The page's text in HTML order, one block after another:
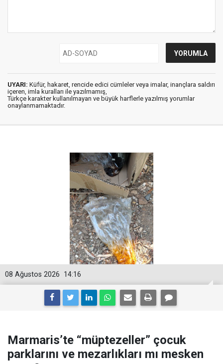
UYARI: Küfür, hakaret, rencide edici cümleler veya imalar, inançlara saldırı
içeren, imla kuralları ile yazılmamış,
Türkçe karakter kullanılmayan ve büyük harflerle yazılmış yorumlar
onaylanmamaktadır.
14:16
08 Ağustos 2026
Marmaris’te “müptezeller” çocuk
parklarını ve mezarlıkları mı mesken